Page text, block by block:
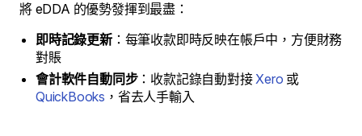
將 eDDA 的優勢發揮到最盡：
即時記錄更新：每筆收款即時反映在帳戶中，方便財務
對賬
會計軟件自動同步：收款記錄自動對接Xero 或
QuickBooks ，省去人手輸入